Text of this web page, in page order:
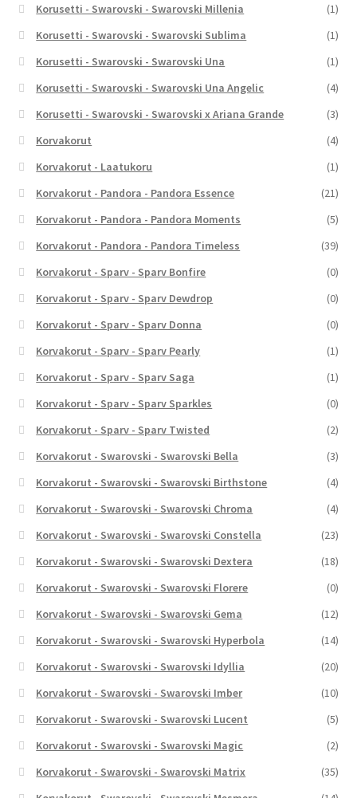
Korusetti - Swarovski - Swarovski Millenia
(1)
Korusetti - Swarovski - Swarovski Sublima
(1)
Korusetti - Swarovski - Swarovski Una
(1)
Korusetti - Swarovski - Swarovski Una Angelic
(4)
Korusetti - Swarovski - Swarovski x Ariana Grande
(3)
Korvakorut
(4)
Korvakorut - Laatukoru
(1)
Korvakorut - Pandora - Pandora Essence
(21)
Korvakorut - Pandora - Pandora Moments
(5)
Korvakorut - Pandora - Pandora Timeless
(39)
Korvakorut - Sparv - Sparv Bonfire
(0)
Korvakorut - Sparv - Sparv Dewdrop
(0)
Korvakorut - Sparv - Sparv Donna
(0)
Korvakorut - Sparv - Sparv Pearly
(1)
Korvakorut - Sparv - Sparv Saga
(1)
Korvakorut - Sparv - Sparv Sparkles
(0)
Korvakorut - Sparv - Sparv Twisted
(2)
Korvakorut - Swarovski - Swarovski Bella
(3)
Korvakorut - Swarovski - Swarovski Birthstone
(4)
Korvakorut - Swarovski - Swarovski Chroma
(4)
Korvakorut - Swarovski - Swarovski Constella
(23)
Korvakorut - Swarovski - Swarovski Dextera
(18)
Korvakorut - Swarovski - Swarovski Florere
(0)
Korvakorut - Swarovski - Swarovski Gema
(12)
Korvakorut - Swarovski - Swarovski Hyperbola
(14)
Korvakorut - Swarovski - Swarovski Idyllia
(20)
Korvakorut - Swarovski - Swarovski Imber
(10)
Korvakorut - Swarovski - Swarovski Lucent
(5)
Korvakorut - Swarovski - Swarovski Magic
(2)
Korvakorut - Swarovski - Swarovski Matrix
(35)